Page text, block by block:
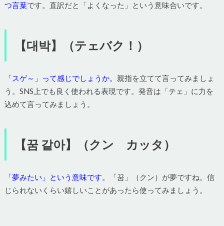
つ言葉です。直訳だと「よくなった」という意味合いです。
【대박】（テェバク！）
「スゲ～」って感じでしょうか。 親指を立てて言ってみましょ
う。SNS上でも良く使われる表現です。発音は「テェ」に力を
込めて言ってみましょう。
【꿈 같아】（クン カッタ）
「夢みたい」という意味です。
「꿈」（クン）が夢ですね。信
じられないくらい嬉しいことがあったら使ってみましょう。